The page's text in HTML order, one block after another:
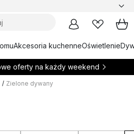
Akcesoria kuchenneOświetlenie
oferty na każdy weekend
/ Zielone dywany